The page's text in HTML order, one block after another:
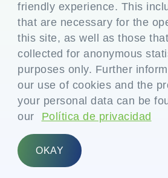
friendly experience. This
that are necessary for the
this site, as well as those
collected for anonymous
purposes only. Further
our use of cookies and the
your personal data can be
our
Política de privacidad
OKAY
P.O. Vasind, Taluka Shahapur,
Maharashtra India
+91-22-24819000
info@eplglobal.com
Spanish
Copyright © 2026-